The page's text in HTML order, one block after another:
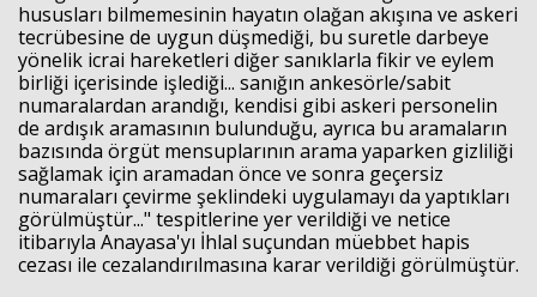
hususları bilmemesinin hayatın olağan akışına ve askeri
tecrübesine de uygun düşmediği, bu suretle darbeye
yönelik icrai hareketleri diğer sanıklarla fikir ve eylem
birliği içerisinde işlediği... sanığın ankesörle/sabit
numaralardan arandığı, kendisi gibi askeri personelin
de ardışık aramasının bulunduğu, ayrıca bu aramaların
bazısında örgüt mensuplarının arama yaparken gizliliği
sağlamak için aramadan önce ve sonra geçersiz
numaraları çevirme şeklindeki uygulamayı da yaptıkları
görülmüştür..." tespitlerine yer verildiği ve netice
itibarıyla Anayasa'yı İhlal suçundan müebbet hapis
cezası ile cezalandırılmasına karar verildiği görülmüştür.